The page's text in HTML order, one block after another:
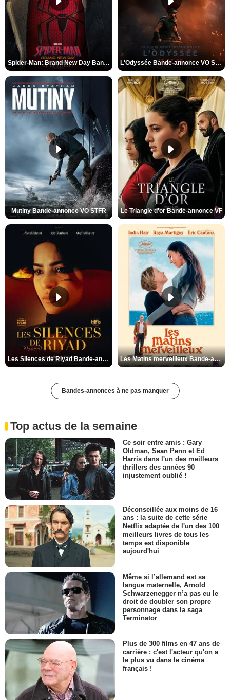
Spider-Man: Brand New Day Bande-annonce VO STFR L'Odyssée Bande-annonce VO STFR
Mutiny Bande-annonce VO STFR Le Triangle d'or Bande-annonce VF
Les Silences de Riyad Bande-annonce VO STFR Les Matins merveilleux Bande-annonce VF
Bandes-annonces à ne pas manquer
Top actus de la semaine
Ce soir entre amis : Gary
Oldman, Sean Penn et Ed
Harris dans l'un des meilleurs
thrillers des années 90
injustement oublié !
Déconseillée aux moins de 16
ans : la suite de cette série
Netflix adaptée de l'un des 100
meilleurs livres de tous les
temps est disponible
aujourd'hui
Même si l’allemand est sa
langue maternelle, Arnold
Schwarzenegger n’a pas eu le
droit de doubler son propre
personnage dans la saga
Terminator
Plus de 300 films en 47 ans de
carrière : c'est l'acteur qu'on a
le plus vu dans le cinéma
français !